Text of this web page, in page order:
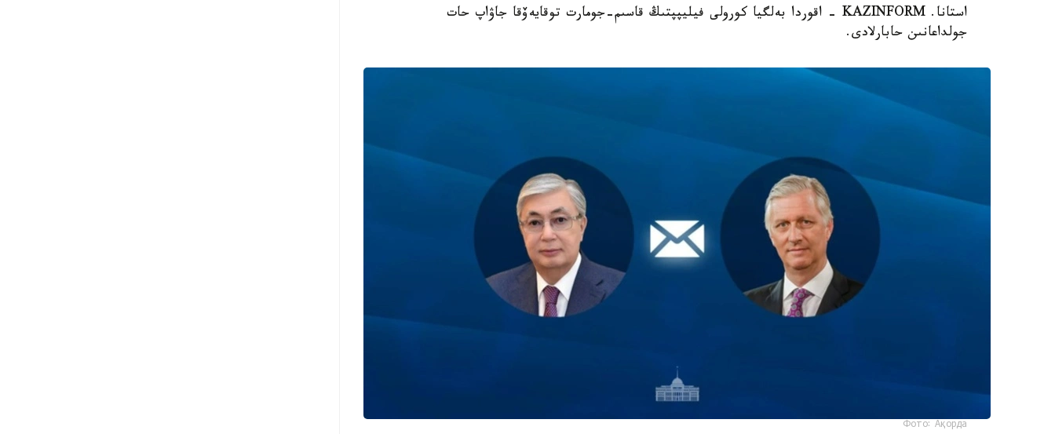
استانا. KAZINFORM - اقوردا بەلگيا كورولى فيليپپتىڭ قاسىم-جومارت توقايەۆقا جاۋاپ حات
جولداعانىن حابارلادى.
Фото: Ақорда